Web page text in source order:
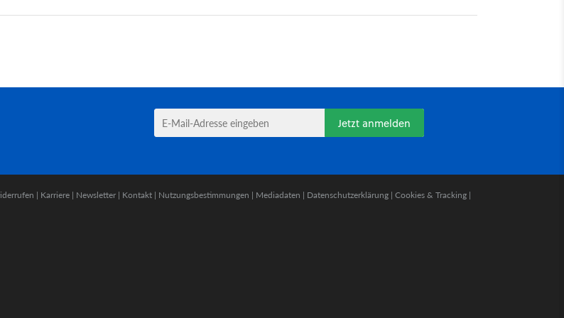
Jetzt anmelden
| Karriere | Newsletter | Kontakt | Nutzungsbestimmungen | Mediadaten | Datenschutzerklärung | Cookies & Tracking |